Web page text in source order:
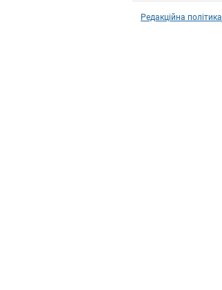
Редакційна політика